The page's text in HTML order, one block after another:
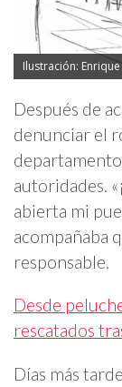
Ilustración:
Después de
denunciar el
autoridades.
abierta mi
acompañaba
responsable.
Desde
rescatados
Días más